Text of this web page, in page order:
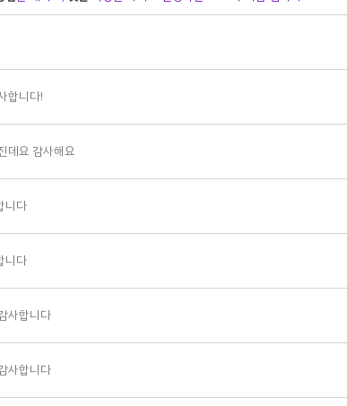
합니다!
데요 감사해요
니다
니다
사합니다
사합니다